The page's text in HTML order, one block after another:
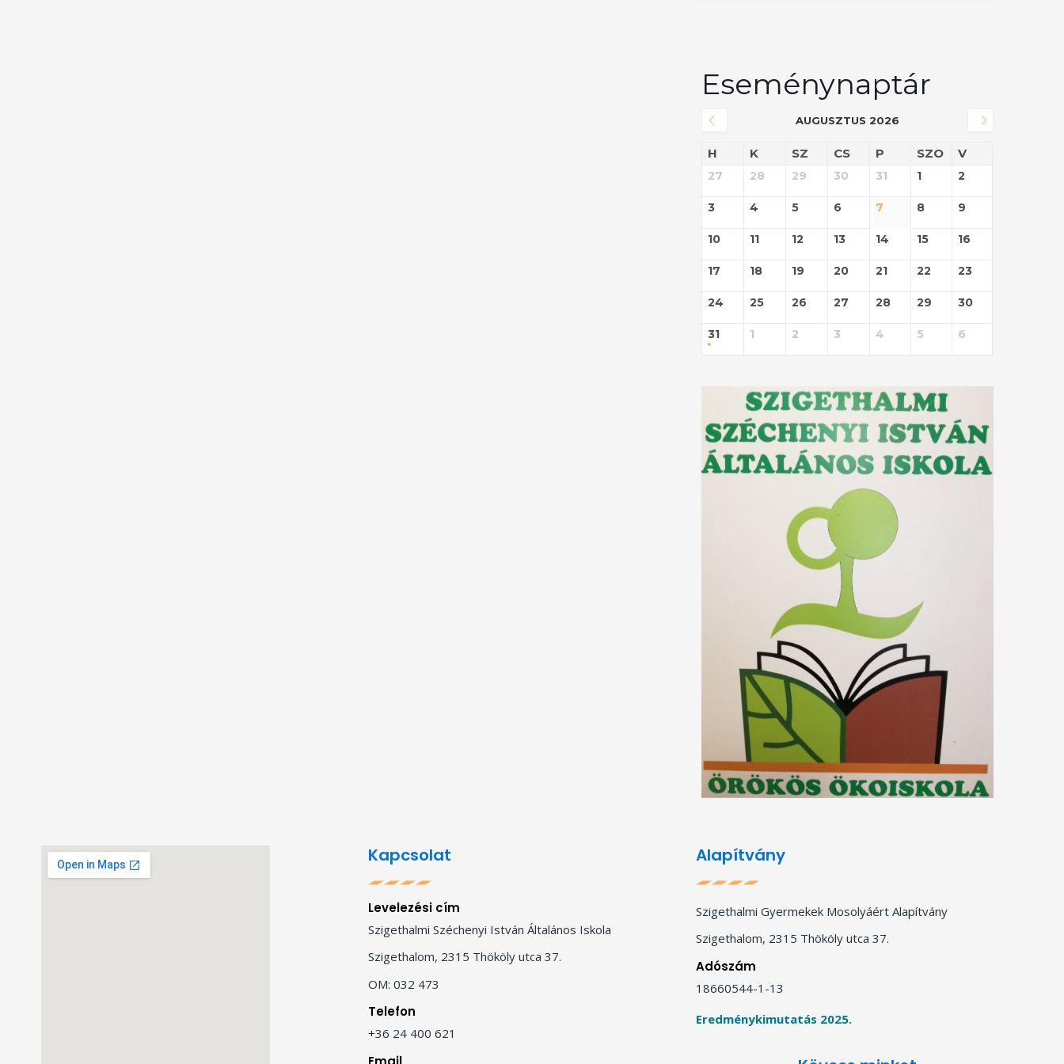
Eseménynaptár
AUGUSZTUS 2026
H K SZ CS P SZO V
27 28 29 30 31 1 2
3 4 5 6 7 8 9
10 11 12 13 14 15 16
17 18 19 20 21 22 23
24 25 26 27 28 29 30
31 1 2 3 4 5 6
Kapcsolat
Levelezési cím
Szigethalmi Széchenyi István Általános Iskola
Szigethalom, 2315 Thököly utca 37.
OM: 032 473
Telefon
+36 24 400 621
Alapítvány
Szigethalmi Gyermekek Mosolyáért Alapítvány
Szigethalom, 2315 Thököly utca 37.
Adószám
18660544-1-13
Eredménykimutatás 2025.